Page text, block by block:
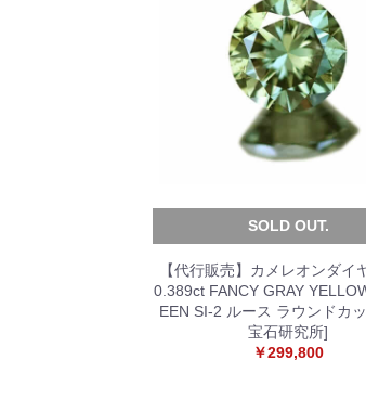
SOLD OUT.
【代行販売】カメレオンダイ
0.389ct FANCY GRAY
EEN SI-2 ルース ラウンドカ
宝石研究所]
￥299,800